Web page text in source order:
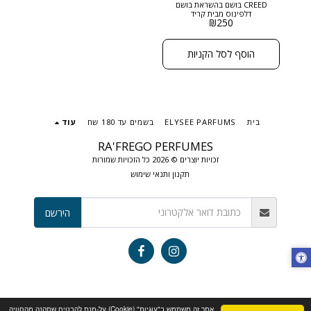
אתר זה משתמש ב"עוגיות" (Cookie) על-מנת להבטיח שתהנה מהחוויה
CREED בושם בהשראת בושם
דלפינוס מבית קריד
DOLPHIN הוא בושם עשיר,
תווים מתובלים, פרחוניים
ובסיס עמוק וחושני ניחוח
שנוכחותו מורגשת ומככבת
בכל חדר. גודל: 50 מ"ל בריכוז :
₪250
הוסף לסל הקניות
RA'FREGO PERFUMES
זכויות יוצרים © 2026 כל הזכויות שמורות
תקנון ותנאי שימוש
בית ELYSEE PARFUMS בשמים עד 180 שח עוד
הירשם